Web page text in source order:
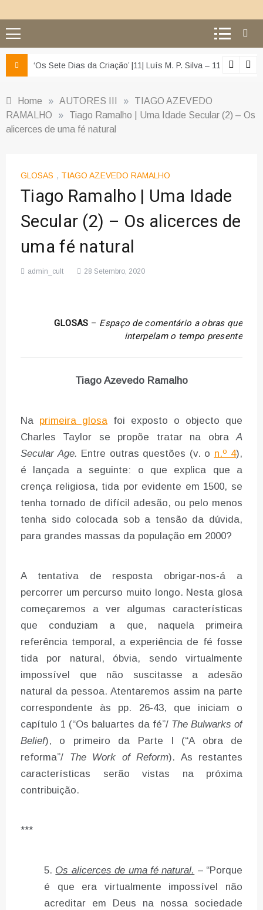
segundo dia… a preparar o terceiro!
Lições vivas
Home » AUTORES III »
TIAGO AZEVEDO
RAMALHO
»
Tiago Ramalho | Uma Idade Secular (2) – Os
alicerces de uma fé natural
GLOSAS , TIAGO AZEVEDO RAMALHO
Tiago Ramalho | Uma Idade
Secular (2) – Os alicerces de
uma fé natural
admin_cult 28 Setembro, 2020
GLOSAS – Espaço de comentário a obras que
interpelam o tempo presente
Tiago Azevedo Ramalho
Na primeira glosa foi exposto o objecto que
Charles Taylor se propõe tratar na obraA
Secular Age. Entre outras questões (v. o n.º 4),
é lançada a seguinte: o que explica que a
crença religiosa, tida por evidente em 1500, se
tenha tornado de difícil adesão, ou pelo menos
tenha sido colocada sob a tensão da dúvida,
para grandes massas da população em 2000?
A tentativa de resposta obrigar-nos-á a
percorrer um percurso muito longo. Nesta glosa
começaremos a ver algumas características
que conduziam a que, naquela primeira
referência temporal, a experiência de fé fosse
tida por natural, óbvia, sendo virtualmente
impossível que não suscitasse a adesão
natural da pessoa. Atentaremos assim na parte
correspondente às pp. 26-43, que iniciam o
capítulo 1 (“Os baluartes da fé”/ The Bulwarks of
Belief), o primeiro da Parte I (“A obra de
reforma”/ The Work of Reform). As restantes
características serão vistas na próxima
contribuição.
***
Os alicerces de uma fé natural. – “Porque
é que era virtualmente impossível não
acreditar em Deus na nossa sociedade